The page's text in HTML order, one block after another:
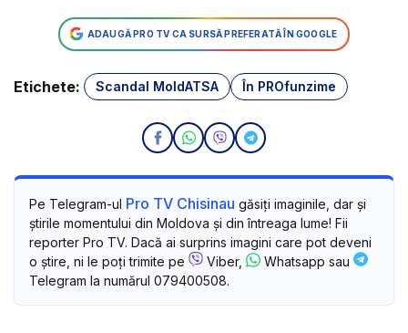
ADAUGĂ PRO TV CA SURSĂ PREFERATĂ ÎN GOOGLE
Etichete: Scandal MoldATSA În PROfunzime
Pe Telegram-ul Pro TV Chisinau găsiți imaginile, dar și
știrile momentului din Moldova și din întreaga lume! Fii
reporter Pro TV. Dacă ai surprins imagini care pot deveni
o știre, ni le poți trimite pe
Viber,
Whatsapp sau
Telegram la numărul 079400508.